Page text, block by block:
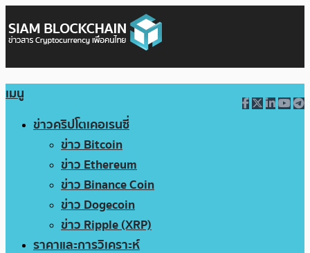
เมนู
ข่าวคริปโตเคอเรนซี่
ข่าว Bitcoin
ข่าว Ethereum
ข่าว Binance Coin
ข่าว Dogecoin
ข่าว Ripple (XRP)
ราคาและการวิเคราะห์